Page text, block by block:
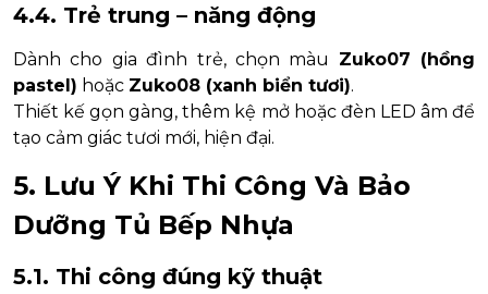
4.4. Trẻ trung – năng động
Dành cho gia đình trẻ, chọn màu Zuko07 (hồng
pastel) hoặc Zuko08 (xanh biển tươi).
Thiết kế gọn gàng, thêm kệ mở hoặc đèn LED âm để
tạo cảm giác tươi mới, hiện đại.
5. Lưu Ý Khi Thi Công Và Bảo
Dưỡng Tủ Bếp Nhựa
5.1. Thi công đúng kỹ thuật